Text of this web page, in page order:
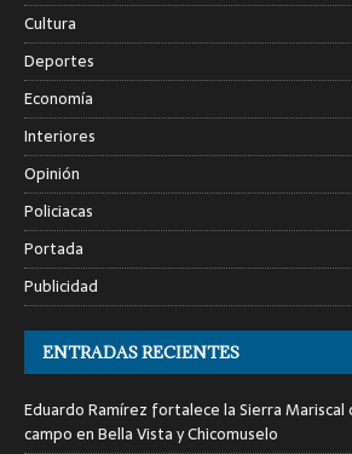
Cultura
Deportes
Economía
Interiores
Opinión
Policiacas
Portada
Publicidad
ENTRADAS RECIENTES
Eduardo Ramírez fortalece la Sierra Mariscal
campo en Bella Vista y Chicomuselo